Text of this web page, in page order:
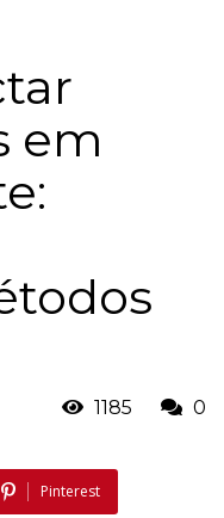
em
1185 0
Pinterest